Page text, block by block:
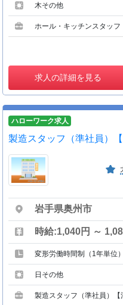
木その他
ホール・キッチンスタッフ
求人の詳細を見る
ハローワーク求人
製造スタッフ（準社員）【
岩手県奥州市
時給:1,040円 ～
変形労働時間制（1年単位
日その他
製造スタッフ（準社員）【